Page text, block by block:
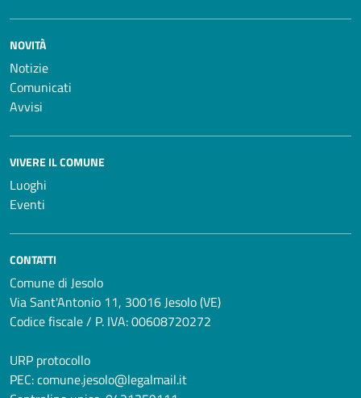
NOVITÀ
Notizie
Comunicati
Avvisi
VIVERE IL COMUNE
Luoghi
Eventi
CONTATTI
Comune di Jesolo
Via Sant'Antonio 11, 30016 Jesolo (VE)
Codice fiscale / P. IVA: 00608720272
URP protocollo
PEC:comune.jesolo@legalmail.it